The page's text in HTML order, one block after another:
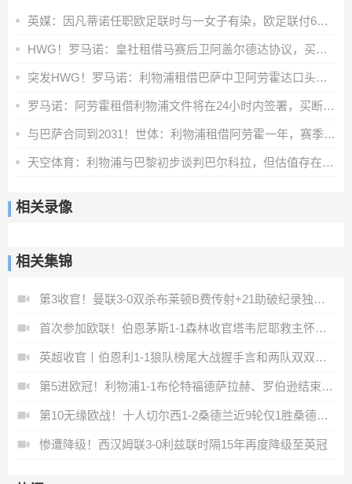
英媒：因凡蒂诺任职欧足联时与一女子有染，欧足联付6位数封口费
HWG！罗马诺：皇社租借马赛后卫阿盖尔德达协议，买断费1100万欧
突发HWG！罗马诺：利物浦租借巴萨中卫阿劳霍达口头协议
罗马诺：阿劳霍租借利物浦文件将在24小时内签署，买断条款非强制
与巴萨合同到2031！世体：利物浦租借阿劳霍一年，赛季末可选买断
天空体育：利物浦与巴黎初步谈判巴尔科拉，但估值存在巨大差距
相关录像
相关集锦
第3收官！曼联3-0双杀布莱顿B费传射+21助破纪录独享英超助攻王
首次参加欧联！伯恩茅斯1-1森林收官塔韦尼耶救主怀特远射破门
英超收官丨伯恩利1-1狼队榜尾大战握手言和两队双双降入英冠
第5进欧冠！利物浦1-1布伦特福德萨拉赫、罗伯逊结束9年红军生涯
第10无缘欧战！十人切尔西1-2桑德兰近9轮仅1胜桑德兰第7进欧战
惨遭降级！西汉姆联3-0利兹联时隔15年再度降级至英冠